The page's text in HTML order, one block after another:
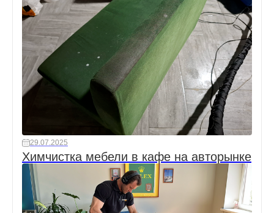
29.07.2025
Химчистка мебели в кафе на авторынке